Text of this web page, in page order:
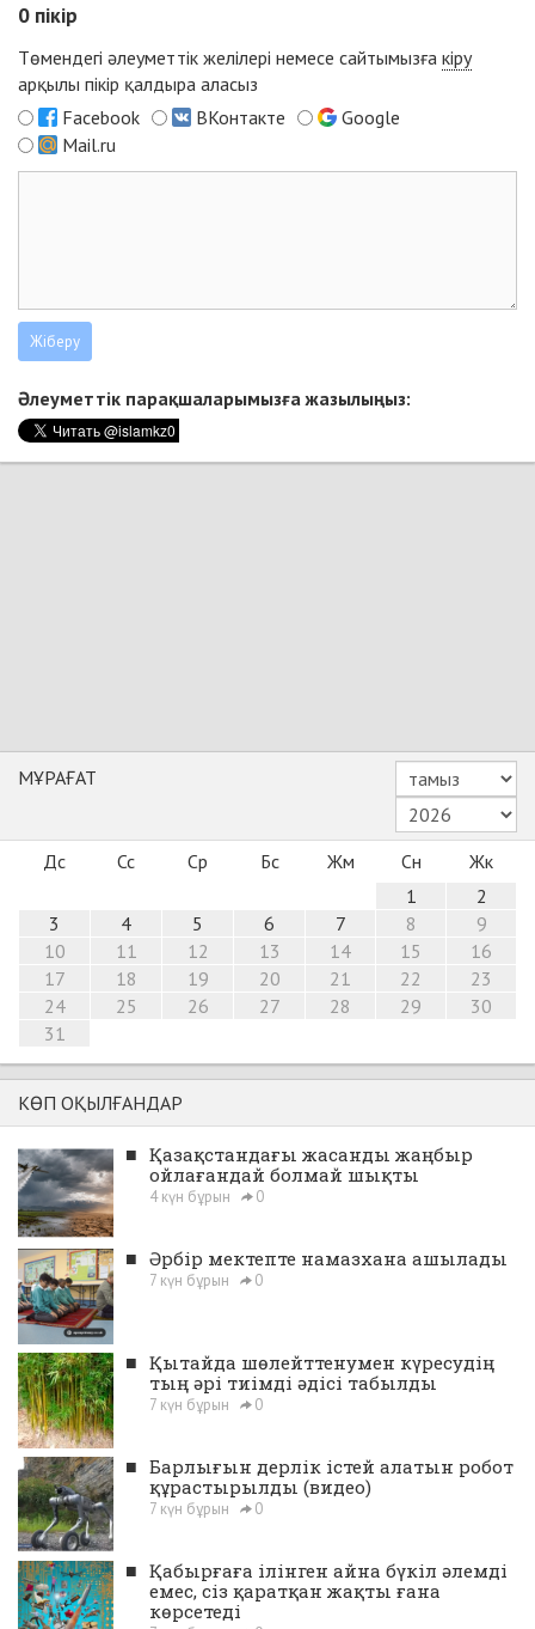
0 пікір
Төмендегі әлеуметтік желілері немесе сайтымызға кіру
арқылы пікір қалдыра аласыз
Facebook
ВКонтакте
Google
Mail.ru
Әлеуметтік парақшаларымызға жазылыңыз:
МҰРАҒАТ
Дс Сс Ср Бс Жм Сн
Жк
1
2
3
4 5 6 7 8
9
10
11 12 13 14 15
16
17
18 19 20 21 22
23
24
25 26 27 28 29
30
31
КӨП ОҚЫЛҒАНДАР
■ Қазақстандағы жасанды жаңбыр
ойлағандай болмай шықты
4 күн бұрын 0
■ Әрбір мектепте намазхана ашылады
7 күн бұрын 0
■ Қытайда шөлейттенумен күресудің
тың әрі тиімді әдісі табылды
7 күн бұрын 0
■ Барлығын дерлік істей алатын робот
құрастырылды (видео)
7 күн бұрын 0
■ Қабырғаға ілінген айна бүкіл әлемді
емес, сіз қаратқан жақты ғана
көрсетеді